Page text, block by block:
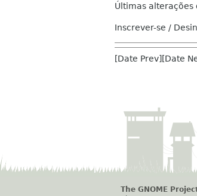
Últimas alterações
Inscrever-se /
[Date Prev][Date
The GNOME